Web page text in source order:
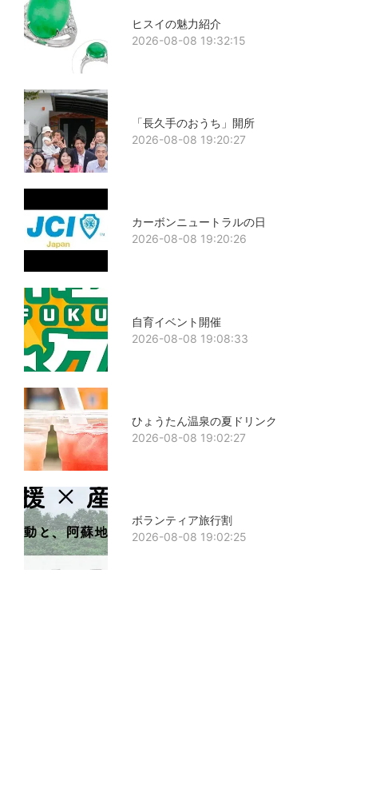
ヒスイの魅力紹介
2026-08-08 19:32:15
「長久手のおうち」開所
2026-08-08 19:20:27
カーボンニュートラルの日
2026-08-08 19:20:26
自育イベント開催
2026-08-08 19:08:33
ひょうたん温泉の夏ドリンク
2026-08-08 19:02:27
ボランティア旅行割
2026-08-08 19:02:25